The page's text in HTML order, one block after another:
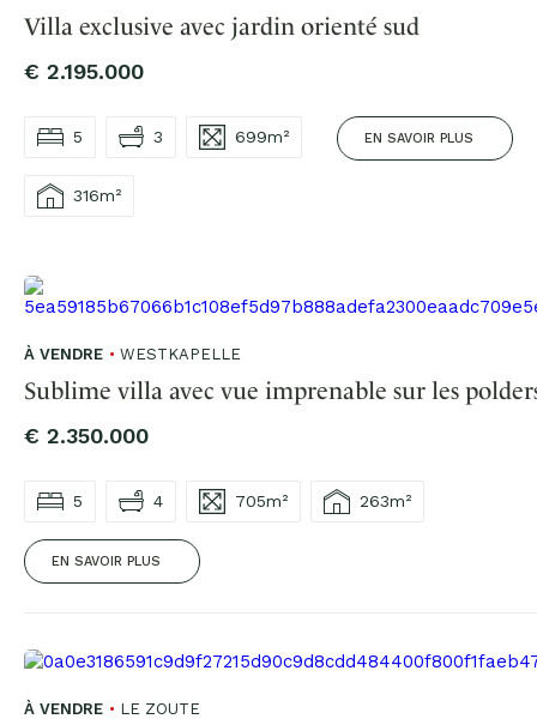
Villa exclusive avec jardin orienté sud
€ 2.195.000
5 3 699m²
316m²
EN SAVOIR PLUS
À VENDRE WESTKAPELLE
Sublime villa avec vue imprenable sur les
€ 2.350.000
5 4 705m² 263m²
EN SAVOIR PLUS
À VENDRE LE ZOUTE